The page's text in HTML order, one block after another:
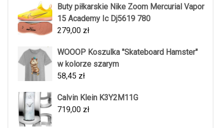
Buty piłkarskie Nike Zoom Mercurial Vapor
15 Academy Ic Dj5619 780
279,00 zł
WOOOP Koszulka "Skateboard Hamster"
w kolorze szarym
58,45 zł
Calvin Klein K3Y2M11G
719,00 zł